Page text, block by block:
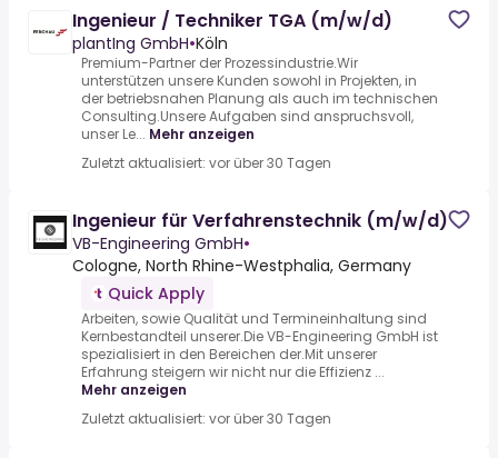
Ingenieur / Techniker TGA (m/w/d)
plantIng GmbH•Köln
Premium-Partner der Prozessindustrie.Wir
unterstützen unsere Kunden sowohl in Projekten, in
der betriebsnahen Planung als auch im technischen
Consulting.Unsere Aufgaben sind anspruchsvoll,
unser Le... Mehr anzeigen
Zuletzt aktualisiert: vor über 30 Tagen
Ingenieur für Verfahrenstechnik (m/w/d)
VB-Engineering GmbH•
Cologne, North Rhine-Westphalia, Germany
Quick Apply
Arbeiten, sowie Qualität und Termineinhaltung sind
Kernbestandteil unserer.Die VB-Engineering GmbH ist
spezialisiert in den Bereichen der.Mit unserer
Erfahrung steigern wir nicht nur die Effizienz ...
Mehr anzeigen
Zuletzt aktualisiert: vor über 30 Tagen